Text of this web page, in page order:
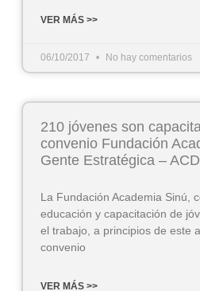
VER MÁS >>
06/10/2017 No hay comentarios
210 jóvenes son
convenio Fundación
Gente Estratégica –
La Fundación Academia Sinú,
educación y capacitación de
el trabajo, a principios de este
convenio
VER MÁS >>